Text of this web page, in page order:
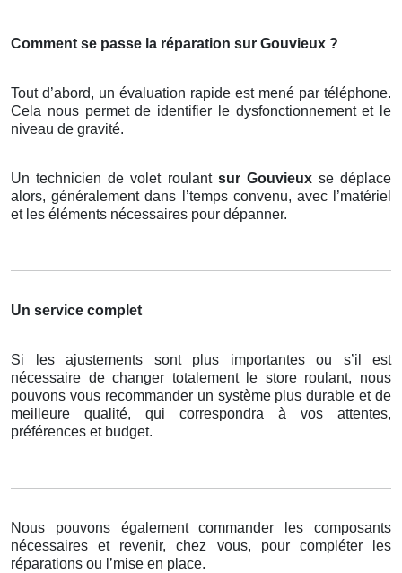
Comment se passe la réparation sur Gouvieux ?
Tout d’abord, un évaluation rapide est mené par téléphone.
Cela nous permet de identifier le dysfonctionnement et le
niveau de gravité.
Un technicien de volet roulant sur Gouvieux se déplace
alors, généralement dans l’temps convenu, avec l’matériel
et les éléments nécessaires pour dépanner.
Un service complet
Si les ajustements sont plus importantes ou s’il est
nécessaire de changer totalement le store roulant, nous
pouvons vous recommander un système plus durable et de
meilleure qualité, qui correspondra à vos attentes,
préférences et budget.
Nous pouvons également commander les composants
nécessaires et revenir, chez vous, pour compléter les
réparations ou l’mise en place.